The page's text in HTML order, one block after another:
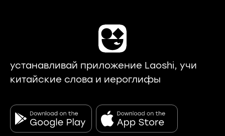
устанавливай приложение Laoshi, учи
китайские слова и иероглифы